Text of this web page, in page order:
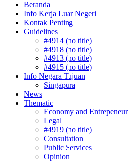
Beranda
Info Kerja Luar Negeri
Kontak Penting
Guidelines
#4914 (no title)
#4918 (no title)
#4913 (no title)
#4915 (no title)
Info Negara Tujuan
Singapura
News
Thematic
Economy and Entrepeneur
Legal
#4919 (no title)
Consultation
Public Services
Opinion